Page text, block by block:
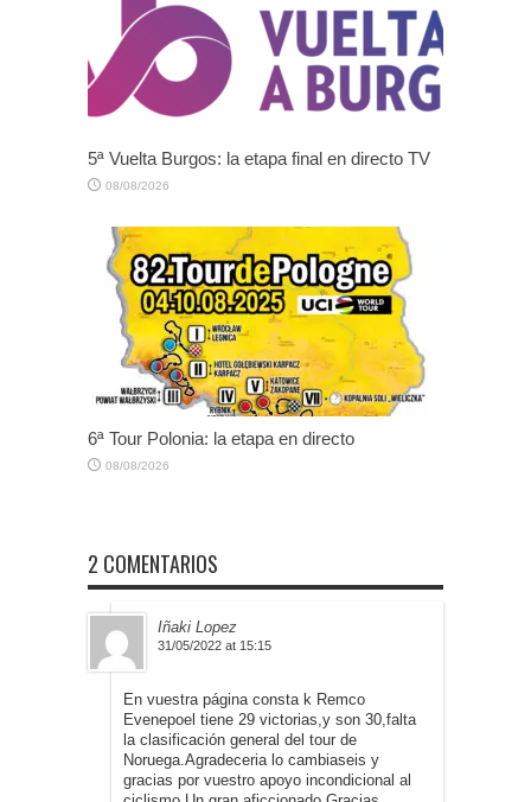
5ª Vuelta Burgos: la etapa final en directo TV
08/08/2026
6ª Tour Polonia: la etapa en directo
08/08/2026
2 COMENTARIOS
Iñaki Lopez
31/05/2022 at 15:15
En vuestra página consta k Remco
Evenepoel tiene 29 victorias,y son 30,falta
la clasificación general del tour de
Noruega.Agradeceria lo cambiaseis y
gracias por vuestro apoyo incondicional al